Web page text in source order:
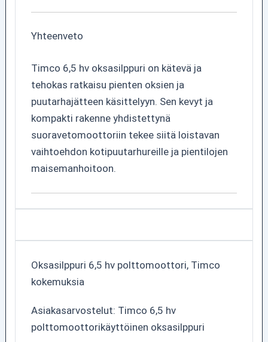
Yhteenveto
Timco 6,5 hv oksasilppuri on kätevä ja
tehokas ratkaisu pienten oksien ja
puutarhajätteen käsittelyyn. Sen kevyt ja
kompakti rakenne yhdistettynä
suoravetomoottoriin tekee siitä loistavan
vaihtoehdon kotipuutarhureille ja pientilojen
maisemanhoitoon.
Oksasilppuri 6,5 hv polttomoottori, Timco
kokemuksia
Asiakasarvostelut: Timco 6,5 hv
polttomoottorikäyttöinen oksasilppuri